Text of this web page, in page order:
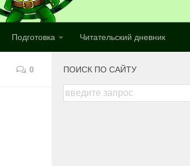
Подготовка Читательский дневник
0 ПОИСК ПО САЙТУ